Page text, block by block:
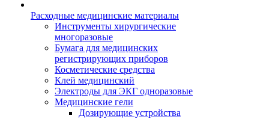
Расходные медицинские материалы
Инструменты хирургические
многоразовые
Бумага для медицинских
регистрирующих приборов
Косметические средства
Клей медицинский
Электроды для ЭКГ одноразовые
Медицинские гели
Дозирующие устройства